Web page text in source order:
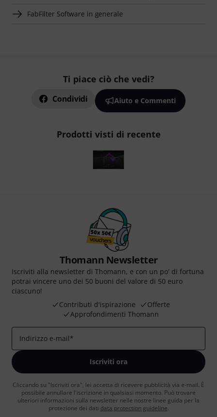
FabFilter Software in generale
Ti piace ciò che vedi?
Condividi Aiuto e Commenti
Prodotti visti di recente
Thomann Newsletter
Iscriviti alla newsletter di Thomann, e con un po' di fortuna
potrai vincere uno dei 50 buoni del valore di 50 euro
ciascuno!
Contributi d'ispirazione
Offerte
Approfondimenti Thomann
Indirizzo e-mail*
Iscriviti ora
Cliccando su "Iscriviti ora", lei accetta di ricevere pubblicità via e-mail. È
possibile annullare l'iscrizione in qualsiasi momento. Può trovare
ulteriori informazioni sulla newsletter nelle nostre linee guida per la
protezione dei dati data protection guideline.